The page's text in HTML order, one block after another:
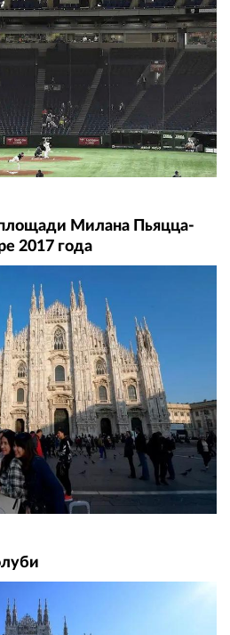
Милана Пьяцца-
2017 года